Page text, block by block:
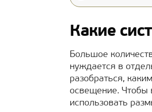
Какие
Большое
нуждается в
разобраться,
освещение. Чтобы
использовать